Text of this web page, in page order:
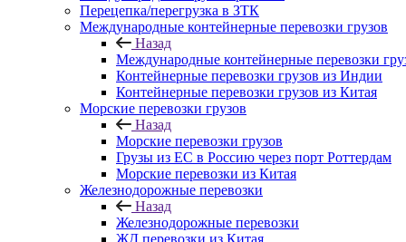
Перецепка/перегрузка в ЗТК
Международные контейнерные перевозки грузов
Назад
Международные контейнерные перевозки
Контейнерные перевозки грузов из Индии
Контейнерные перевозки грузов из Китая
Морские перевозки грузов
Назад
Морские перевозки грузов
Грузы из ЕС в Россию через порт Роттердам
Морские перевозки из Китая
Железнодорожные перевозки
Назад
Железнодорожные перевозки
ЖД перевозки из Китая